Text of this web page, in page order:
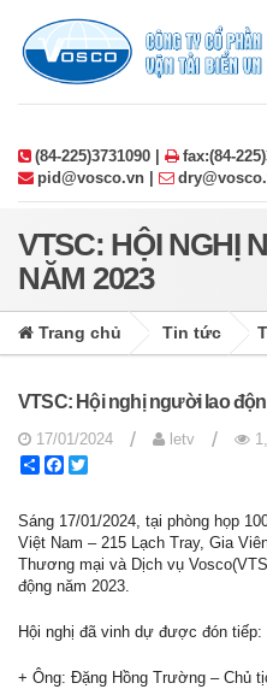
(84-225)3731090 |
fax:(84-
pid@vosco.vn |
VTSC: HỘI NGHỊ
NĂM 2023
Trang chủ Tin tức
VTSC: Hội nghị người lao
17/01/2024 / letv /
ShareFacebook
Sáng 17/01/2024, tại phòng họp
Việt Nam – 215 Lạch Tray, Gia
Thương mại và Dịch vụ
động năm 2023.
Hội nghị đã vinh dự được đón tiếp:
+ Ông: Đặng Hồng Trường – Chủ